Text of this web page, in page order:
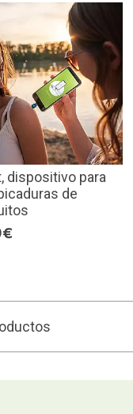
dispositivo para
de